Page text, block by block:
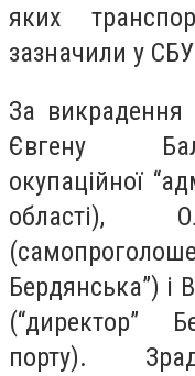
яких
зазначили у
За викрадення
Євгену
окупаційної
області),
Бердянська”) і
(“директор”
порту).